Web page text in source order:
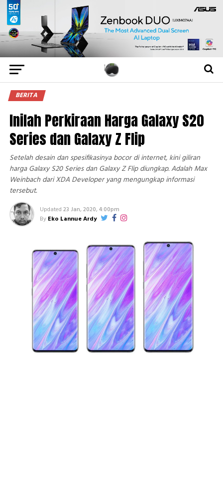
BERITA
Inilah Perkiraan Harga Galaxy S20
Series dan Galaxy Z Flip
Setelah desain dan spesifikasinya bocor di internet, kini giliran
harga Galaxy S20 Series dan Galaxy Z Flip diungkap. Adalah Max
Weinbach dari XDA Developer yang mengungkap informasi
tersebut.
Updated 23 Jan, 2020, 4:00pm
By Eko Lannue Ardy